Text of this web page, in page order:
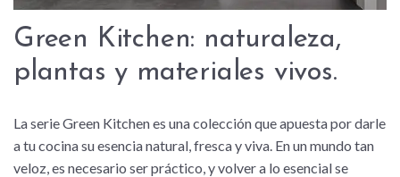
Green Kitchen: naturaleza,
plantas y materiales vivos.
La serie Green Kitchen es una colección que apuesta por darle
a tu cocina su esencia natural, fresca y viva. En un mundo tan
veloz, es necesario ser práctico, y volver a lo esencial se